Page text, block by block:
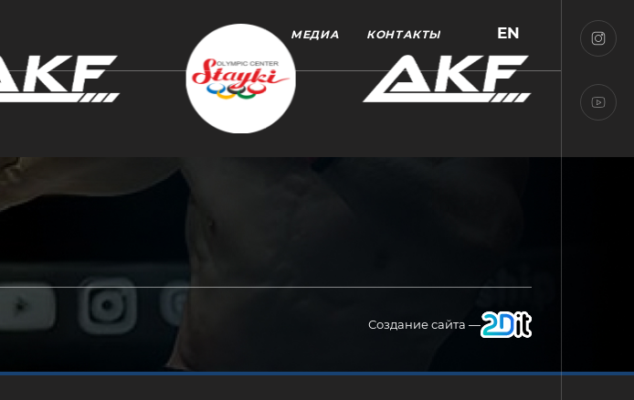
МЕДИА КОНТАКТЫ EN
Создание сайта —